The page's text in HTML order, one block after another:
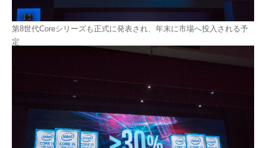
第8世代Coreシリーズも正式に発表され、年末に市場へ投入される予
定